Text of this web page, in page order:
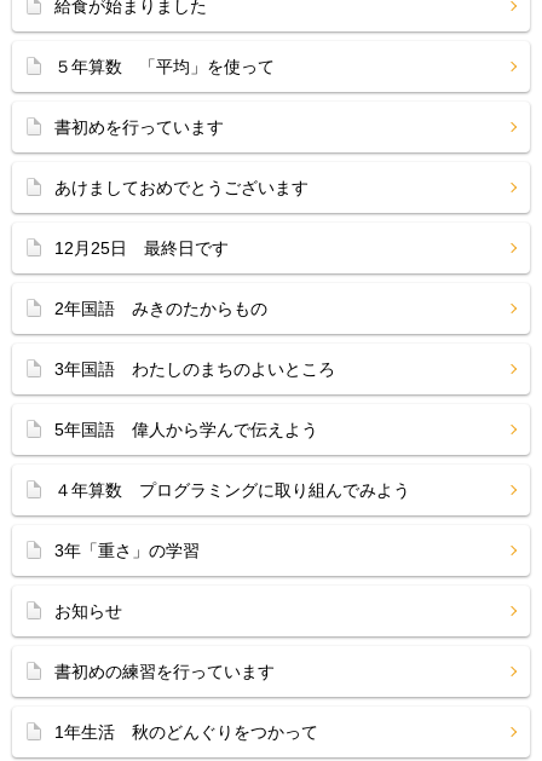
給食が始まりました
５年算数 「平均」を使って
書初めを行っています
あけましておめでとうございます
12月25日 最終日です
2年国語 みきのたからもの
3年国語 わたしのまちのよいところ
5年国語 偉人から学んで伝えよう
４年算数 プログラミングに取り組んでみよう
3年「重さ」の学習
お知らせ
書初めの練習を行っています
1年生活 秋のどんぐりをつかって